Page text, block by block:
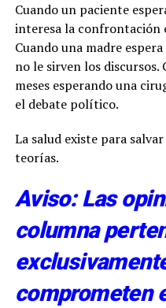
Cuando un paciente
interesa la confrontación
Cuando una madre
no le sirven los
meses esperando una
el debate político.
La salud existe para
teorías.
Aviso: Las
columna
comprometen